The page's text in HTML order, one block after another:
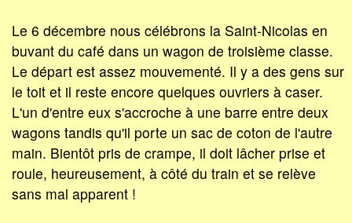
Le 6 décembre nous célébrons la Saint-Nicolas en
buvant du café dans un wagon de troisième classe.
Le départ est assez mouvementé. Il y a des gens sur
le toit et il reste encore quelques ouvriers à caser.
L'un d'entre eux s'accroche à une barre entre deux
wagons tandis qu'il porte un sac de coton de l'autre
main. Bientôt pris de crampe, il doit lâcher prise et
roule, heureusement, à côté du train et se relève
sans mal apparent !